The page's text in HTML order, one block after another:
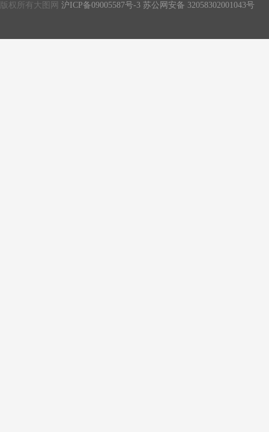
版权所有大图网 沪ICP备09005587号-3 苏公网安备 32058302001043号